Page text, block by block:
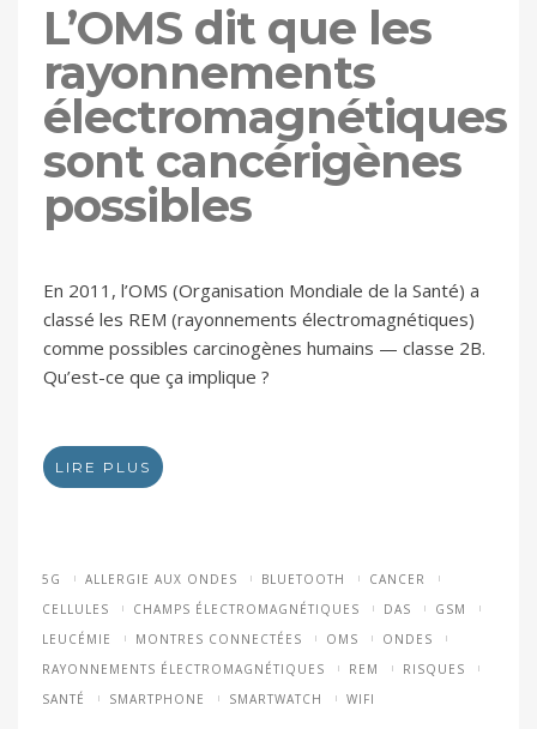
L’OMS dit que les
rayonnements
électromagnétiques
sont cancérigènes
possibles
En 2011, l’OMS (Organisation Mondiale de la Santé) a
classé les REM (rayonnements électromagnétiques)
comme possibles carcinogènes humains — classe 2B.
Qu’est-ce que ça implique ?
LIRE PLUS
5G ALLERGIE AUX ONDES BLUETOOTH
CANCER
CELLULES
CHAMPS ÉLECTROMAGNÉTIQUES DAS
GSM
LEUCÉMIE
MONTRES CONNECTÉES OMS
ONDES
RAYONNEMENTS ÉLECTROMAGNÉTIQUES
REM
RISQUES
SANTÉ
SMARTPHONE SMARTWATCH WIFI